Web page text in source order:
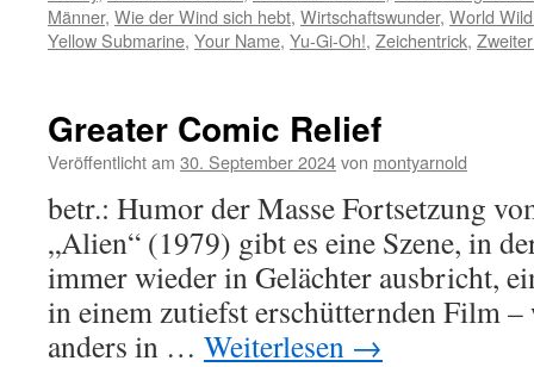
Männer, Wie der Wind sich hebt, Wirtschaftswunder, World
Yellow Submarine, Your Name, Yu-Gi-Oh!, Zeichentrick,
Greater Comic Relief
Veröffentlicht am 30. September 2024von montyarnold
betr.: Humor der Masse Fortsetzung
„Alien“ (1979) gibt es eine Szene, in
immer wieder in Gelächter ausbricht,
in einem zutiefst erschütternden Film –
anders in … Weiterlesen →